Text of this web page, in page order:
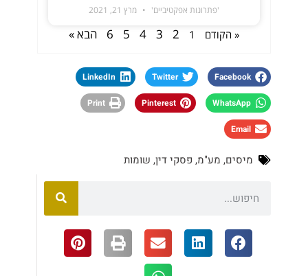
'פתרונות אפקטיביים' מרץ 21, 2021
« הקודם 1
2
3
4
5
6 הבא »
Facebook
Twitter
LinkedIn
WhatsApp
Pinterest
Print
Email
מיסים, מע"מ, פסקי דין, שומות